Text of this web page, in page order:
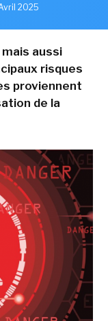
2025
aussi
risques
proviennent
de la